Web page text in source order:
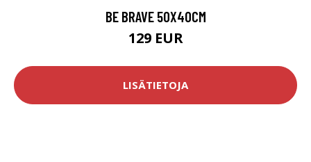
BE BRAVE 50X40CM
129 EUR
LISÄTIETOJA